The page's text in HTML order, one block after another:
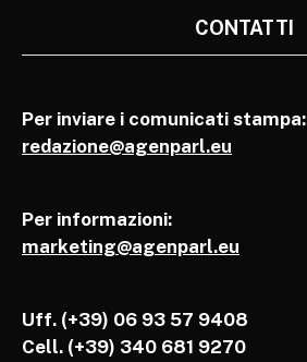
CONTATTI
Per inviare i comunicati stampa:
redazione@agenparl.eu
Per informazioni:
marketing@agenparl.eu
Uff. (+39) 06 93 57 9408
Cell. (+39) 340 681 9270